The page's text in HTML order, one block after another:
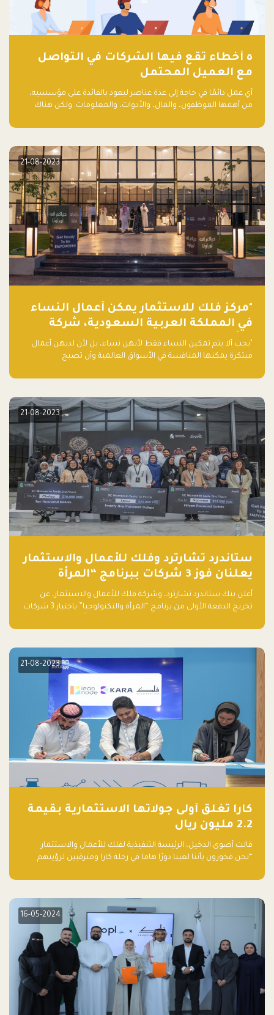
٥ أخطاء تقع فيها الشركات في التواصل
مع العميل المحتمل
أي عمل دائمًا في حاجة إلى عدة عناصر ليعود بالفائدة على مؤسسيه،
من أهمها الموظفون، والمال، والأدوات، والمعلومات. ولكن هناك
أساسه ذلك العمل.
21-08-2023
"مركز فلك للاستثمار يمكّن أعمال النساء
في المملكة العربية السعودية، شركة
ناشئة تلو الأخرى."
"يجب ألا يتم تمكين النساء فقط لأنهن نساء، بل لأن لديهن أعمال
مبتكرة يمكنها المنافسة في الأسواق العالمية وأن تصبح
21-08-2023
ستاندرد تشارترد وفلك للأعمال والاستثمار
يعلنان فوز 3 شركات ببرنامج “المرأة
والتكنولوجيا”
أعلن بنك ستاندرد تشارترد، وشركة فلك للأعمال والاستثمار، عن
تخريج الدفعة الأولى من برنامج “المرأة والتكنولوجيا” باختيار 3 شركات
الأعمال، اللواتي خضعن لبرنامج حاضنة مدته 8 أسابيع، أفكاراً مبتكرة
21-08-2023
كارا تغلق أولى جولاتها الاستثمارية بقيمة
2.2 مليون ريال
قالت أضوى الدخيل، الرئيسة التنفيذية لفلك للأعمال والاستثمار:
“نحن فخورون بأننا لعبنا دورًا هاما في رحلة كارا ومترقبين لرؤيتهم
جيدًا لكوكبنا فحسب، بل إنه جيد أيضًا للأعمال”.
16-05-2024